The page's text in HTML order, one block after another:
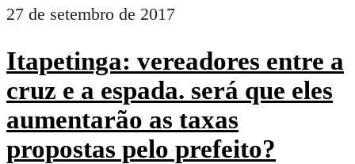
27 de setembro de 2017
Itapetinga: vereadores entre a
cruz e a espada. será que eles
aumentarão as taxas
propostas pelo prefeito?